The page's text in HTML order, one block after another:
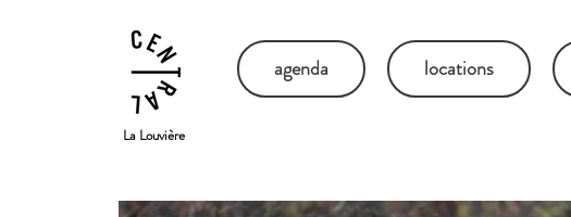
La Louvière
agenda locations